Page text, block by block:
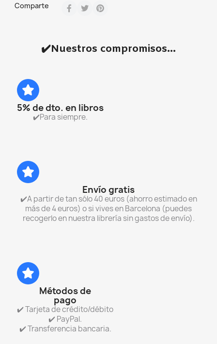
Comparte
✔️Nuestros compromisos...
5% de dto. en libros
✔️Para siempre.
Envío gratis
✔️A partir de tan sólo 40 euros (ahorro estimado en
más de 4 euros) o si vives en Barcelona (puedes
recogerlo en nuestra librería sin gastos de envío).
Métodos de
pago
✔️ Tarjeta de crédito/débito
✔️ PayPal.
✔️ Transferencia bancaria.